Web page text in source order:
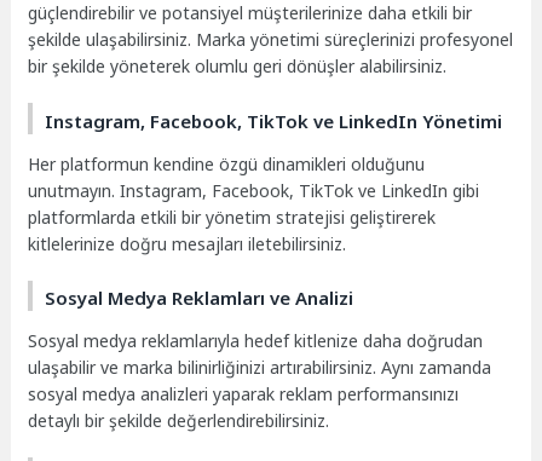
güçlendirebilir ve potansiyel müşterilerinize daha etkili bir
şekilde ulaşabilirsiniz. Marka yönetimi süreçlerinizi profesyonel
bir şekilde yöneterek olumlu geri dönüşler alabilirsiniz.
Instagram, Facebook, TikTok ve LinkedIn Yönetimi
Her platformun kendine özgü dinamikleri olduğunu
unutmayın. Instagram, Facebook, TikTok ve LinkedIn gibi
platformlarda etkili bir yönetim stratejisi geliştirerek
kitlelerinize doğru mesajları iletebilirsiniz.
Sosyal Medya Reklamları ve Analizi
Sosyal medya reklamlarıyla hedef kitlenize daha doğrudan
ulaşabilir ve marka bilinirliğinizi artırabilirsiniz. Aynı zamanda
sosyal medya analizleri yaparak reklam performansınızı
detaylı bir şekilde değerlendirebilirsiniz.